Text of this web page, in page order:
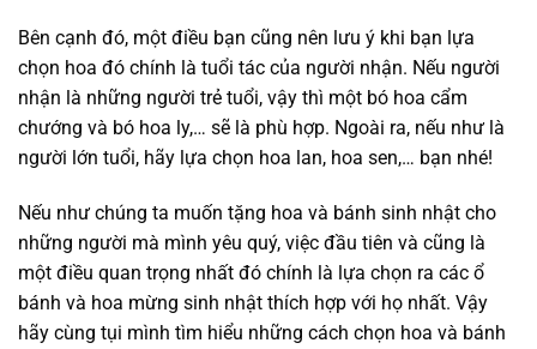
Bên cạnh đó, một điều bạn cũng nên lưu ý khi bạn lựa
chọn hoa đó chính là tuổi tác của người nhận. Nếu người
nhận là những người trẻ tuổi, vậy thì một bó hoa cẩm
chướng và bó hoa ly,… sẽ là phù hợp. Ngoài ra, nếu như là
người lớn tuổi, hãy lựa chọn hoa lan, hoa sen,… bạn nhé!
Nếu như chúng ta muốn tặng hoa và bánh sinh nhật cho
những người mà mình yêu quý, việc đầu tiên và cũng là
một điều quan trọng nhất đó chính là lựa chọn ra các ổ
bánh và hoa mừng sinh nhật thích hợp với họ nhất. Vậy
hãy cùng tụi mình tìm hiểu những cách chọn hoa và bánh